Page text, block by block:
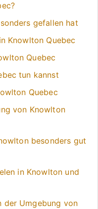
gefallen hat
Knowlton Quebec
Quebec
tun kannst
Quebec
von Knowlton
besonders gut
in Knowlton und
der Umgebung von